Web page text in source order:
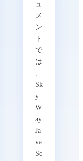
ュ
メ
ン
ト
で
は
、
Sk
y
W
ay
Ja
va
Sc